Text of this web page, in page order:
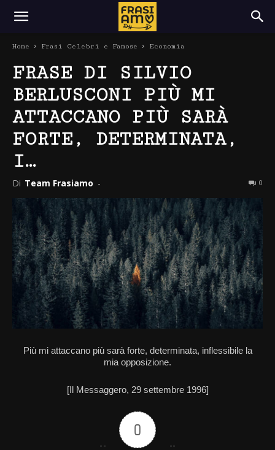
Home Frasi Celebri e Famose Economia
FRASE DI SILVIO
BERLUSCONI PIÙ MI
ATTACCANO PIÙ SARÀ
FORTE, DETERMINATA,
I…
Di Team Frasiamo - 0
Più mi attaccano più sarà forte, determinata, inflessibile la
mia opposizione.
[Il Messaggero, 29 settembre 1996]
0